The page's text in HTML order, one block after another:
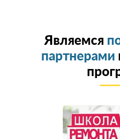
Являемся
партнерами